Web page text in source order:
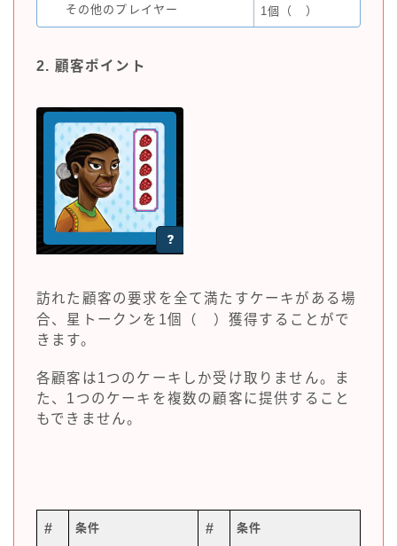
その他のプレイヤー 1個（ ）
2. 顧客ポイント
訪れた顧客の要求を全て満たすケーキがある場
合、星トークンを1個（
）獲得することがで
きます。
各顧客は1つのケーキしか受け取りません。ま
た、1つのケーキを複数の顧客に提供すること
もできません。
# 条件 # 条件